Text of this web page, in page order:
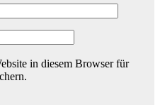
in diesem Browser für